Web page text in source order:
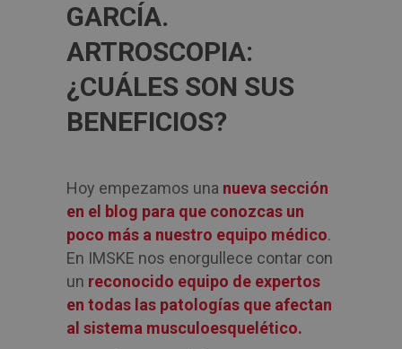
GARCÍA.
ARTROSCOPIA:
¿CUÁLES SON SUS
BENEFICIOS?
Hoy empezamos una nueva sección
en el blog para que conozcas un
poco más a nuestro equipo médico.
En IMSKE nos enorgullece contar con
un reconocido equipo de expertos
en todas las patologías que afectan
al sistema musculoesquelético.